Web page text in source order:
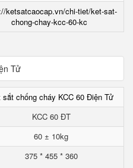
ketsatcaocap.vn/chi-tiet/ket-sat-
chong-chay-kcc-60-kc
sắt chống cháy KCC 60 Điện Tử
KCC 60 ĐT
60 ± 10kg
375 * 455 * 360